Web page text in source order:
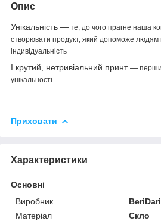
Опис
Унікальність — те, до чого прагне наша
створювати продукт, який допоможе людям
індивідуальність
І крутий, нетривіальний принт —
унікальності.
Приховати
Характеристики
Основні
Виробник
BeriDari
Матеріал
Скло